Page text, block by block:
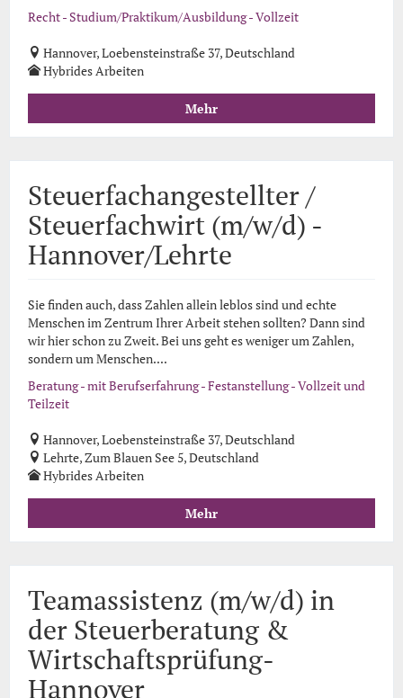
Recht - Studium/Praktikum/Ausbildung - Vollzeit
Hannover, Loebensteinstraße 37, Deutschland
Hybrides Arbeiten
Mehr
Steuerfachangestellter /
Steuerfachwirt (m/w/d) -
Hannover/Lehrte
Sie finden auch, dass Zahlen allein leblos sind und echte
Menschen im Zentrum Ihrer Arbeit stehen sollten? Dann sind
wir hier schon zu Zweit. Bei uns geht es weniger um Zahlen,
sondern um Menschen....
Beratung - mit Berufserfahrung - Festanstellung - Vollzeit und
Teilzeit
Hannover, Loebensteinstraße 37, Deutschland
Lehrte, Zum Blauen See 5, Deutschland
Hybrides Arbeiten
Mehr
Teamassistenz (m/w/d) in
der Steuerberatung &
Wirtschaftsprüfung-
Hannover